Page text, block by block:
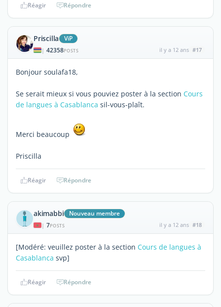
Réagir Répondre
Priscilla ViP
| 42358POSTS il y a 12 ans #17
Bonjour soulafa18,
Se serait mieux si vous pouviez poster à la section Cours
de langues à Casablanca sil-vous-plaît.
Merci beaucoup
Priscilla
Réagir Répondre
akimabbi Nouveau membre
| 7POSTS il y a 12 ans #18
[Modéré: veuillez poster à la section Cours de langues à
Casablanca svp]
Réagir Répondre